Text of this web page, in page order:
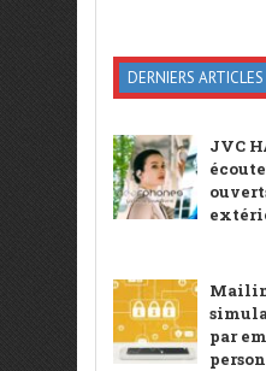
DERNIERS ARTICLES
JVC
par